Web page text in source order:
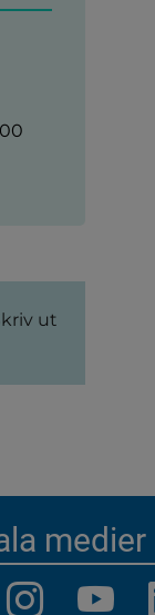
ut
medier
Instagram